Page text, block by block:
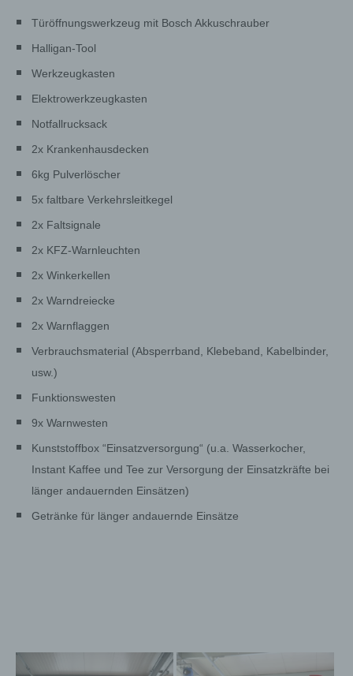
Türöffnungswerkzeug mit Bosch Akkuschrauber
Halligan-Tool
Werkzeugkasten
Elektrowerkzeugkasten
Notfallrucksack
2x Krankenhausdecken
6kg Pulverlöscher
5x faltbare Verkehrsleitkegel
2x Faltsignale
2x KFZ-Warnleuchten
2x Winkerkellen
2x Warndreiecke
2x Warnflaggen
Verbrauchsmaterial (Absperrband, Klebeband, Kabelbinder,
usw.)
Funktionswesten
9x Warnwesten
Kunststoffbox “Einsatzversorgung“ (u.a. Wasserkocher,
Instant Kaffee und Tee zur Versorgung der Einsatzkräfte bei
länger andauernden Einsätzen)
Getränke für länger andauernde Einsätze